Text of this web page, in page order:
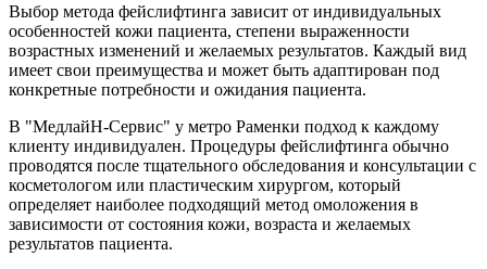
Выбор метода фейслифтинга зависит от индивидуальных
особенностей кожи пациента, степени выраженности
возрастных изменений и желаемых результатов. Каждый вид
имеет свои преимущества и может быть адаптирован под
конкретные потребности и ожидания пациента.
В "МедлайН-Сервис" у метро Раменки подход к каждому
клиенту индивидуален. Процедуры фейслифтинга обычно
проводятся после тщательного обследования и консультации с
косметологом или пластическим хирургом, который
определяет наиболее подходящий метод омоложения в
зависимости от состояния кожи, возраста и желаемых
результатов пациента.